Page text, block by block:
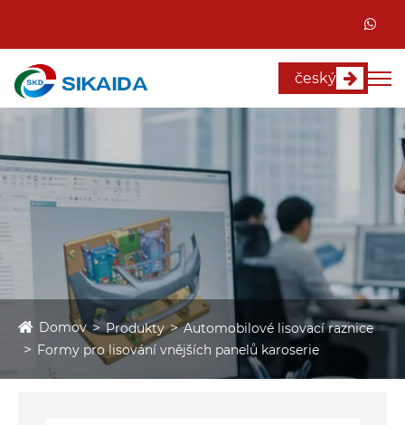
český
Domov Produkty
Automobilové lisovací raznice
Formy pro lisování vnějších panelů karoserie